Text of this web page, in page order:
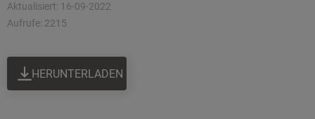
Aktualisiert: 16-09-2022
Aufrufe: 2215
HERUNTERLADEN